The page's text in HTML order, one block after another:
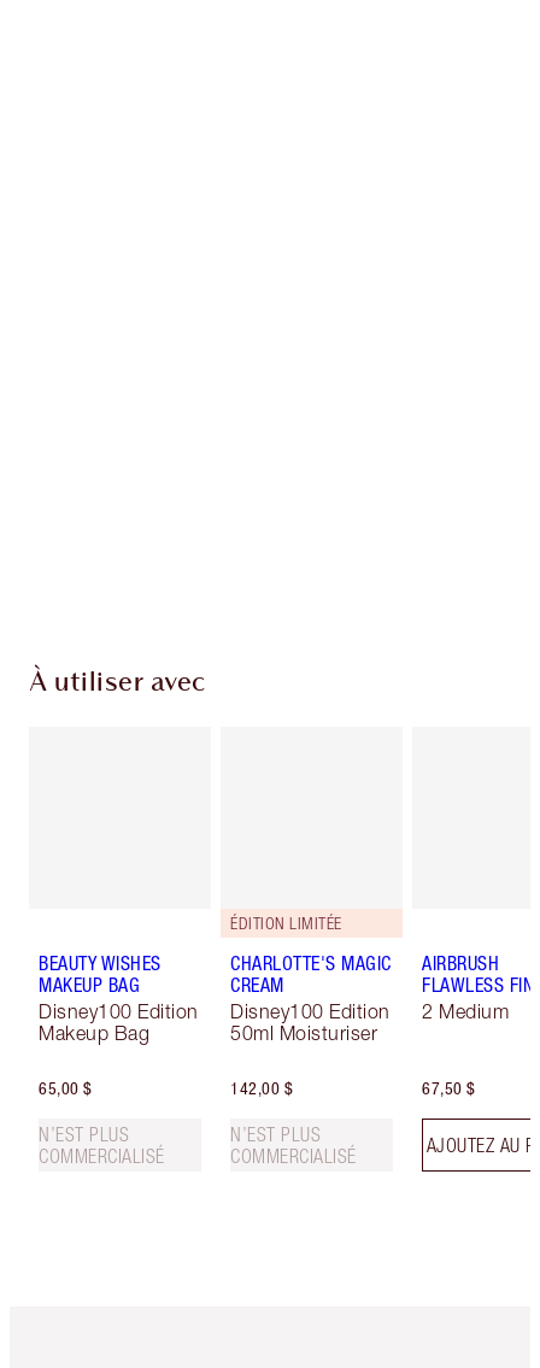
À utiliser avec
BEAUTY WISHES
MAKEUP BAG
Disney100 Edition
Makeup Bag
65,00 $
N’EST PLUS
COMMERCIALISÉ
ÉDITION LIMITÉE
CHARLOTTE'S MAGIC
CREAM
Disney100 Edition
50ml Moisturiser
142,00 $
N’EST PLUS
COMMERCIALISÉ
AIRBRUSH
FLAWLESS
2 Medium
67,50 $
AJOUTEZ AU